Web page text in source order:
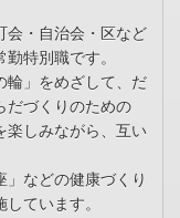
・自治会・区など
特別職です。
」をめざして、だ
だづくりのための
楽しみながら、互い
などの健康づくり
ています。